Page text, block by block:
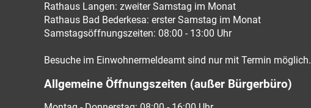
Rathaus Langen: zweiter Samstag im Monat
Rathaus Bad Bederkesa: erster Samstag im Monat
Samstagsöffnungszeiten: 08:00 - 13:00 Uhr
Besuche im Einwohnermeldeamt sind nur mit Termin möglich.
Allgemeine Öffnungszeiten (außer Bürgerbüro)